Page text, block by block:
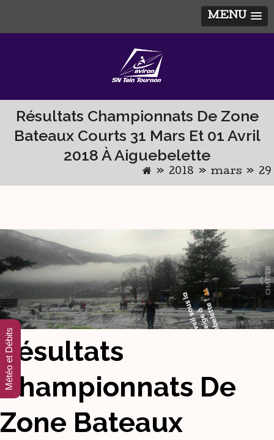
MENU
Résultats Championnats De Zone
Bateaux Courts 31 Mars Et 01 Avril
2018 À Aiguebelette
» 2018 » mars » 29
Résultats
Championnats De
Zone Bateaux
Météo et Débits